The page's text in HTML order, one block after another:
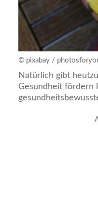
© pixabay /
Natürlich gibt
Gesundheit fördern